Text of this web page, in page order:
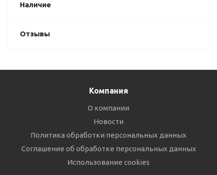
Наличие
Отзывы
Компания
О компании
Новости
Политика обработки персональных данных
Соглашение об обработке персональных данных
Использование cookies